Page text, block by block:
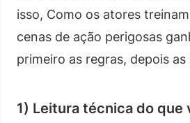
isso, Como os atores
cenas de ação perigosas
primeiro as regras, depois
1) Leitura técnica do que